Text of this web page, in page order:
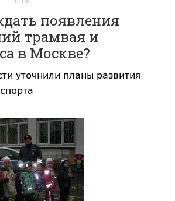
появления
трамвая и
в Москве?
уточнили планы развития